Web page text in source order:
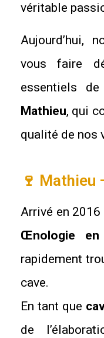
véritable
Aujourd’hui,
vous faire
essentiels
Mathieu, qui
qualité de nos
🍷 Mathieu
Arrivé en 2016
Œnologie en
rapidement
cave.
En tant que
de